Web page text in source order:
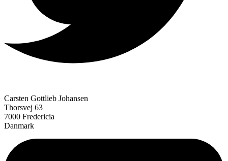
Carsten Gottlieb Johansen
Thorsvej 63
7000 Fredericia
Danmark